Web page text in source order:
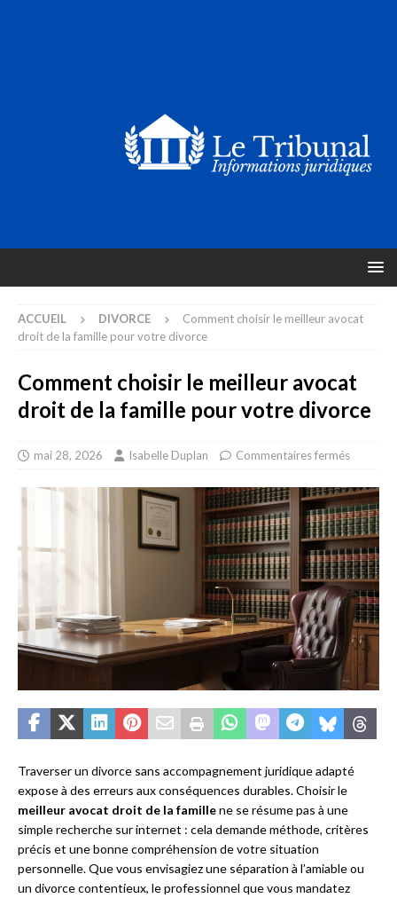
ACCUEIL DIVORCE
Comment choisir le meilleur avocat
droit de la famille pour votre divorce
Comment choisir le meilleur avocat
droit de la famille pour votre divorce
mai 28, 2026 Isabelle Duplan Commentaires fermés
Traverser un divorce sans accompagnement juridique adapté
expose à des erreurs aux conséquences durables. Choisir le
meilleur avocat droit de la famillene se résume pas à une
simple recherche sur internet : cela demande méthode, critères
précis et une bonne compréhension de votre situation
personnelle. Que vous envisagiez une séparation à l’amiable ou
un divorce contentieux, le professionnel que vous mandatez